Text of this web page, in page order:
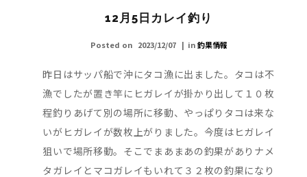
12月5日カレイ釣り
Posted on 2023/12/07 in釣果情報
昨日はサッパ船で沖にタコ漁に出ました。タコは不
漁でしたが置き竿にヒガレイが掛かり出して１０枚
程釣りあげて別の場所に移動、やっぱりタコは来な
いがヒガレイが数枚上がりました。今度はヒガレイ
狙いで場所移動。そこでまあまあの釣果がありナメ
タガレイとマコガレイもいれて３２枚の釣果になり